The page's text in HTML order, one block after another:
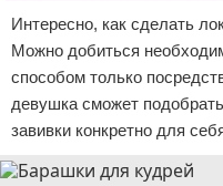
Интересно, как сделать
Можно добиться
способом только
девушка сможет
завивки конкретно для